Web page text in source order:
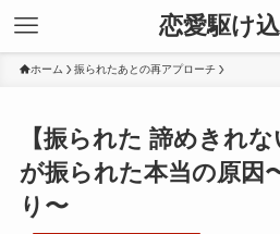
恋愛駆け
ホーム 振られたあとの再アプローチ
【振られた 諦めきれ
が振られた本当の原因
り〜